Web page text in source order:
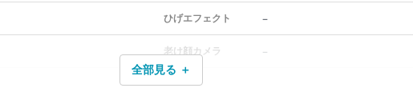
ひげエフェクト －
老け顔カメラ －
全部見る ＋